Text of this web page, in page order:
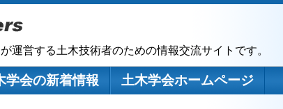
運営する土木技術者のための情報交流サイトです。
学会の新着情報
土木学会ホームページ